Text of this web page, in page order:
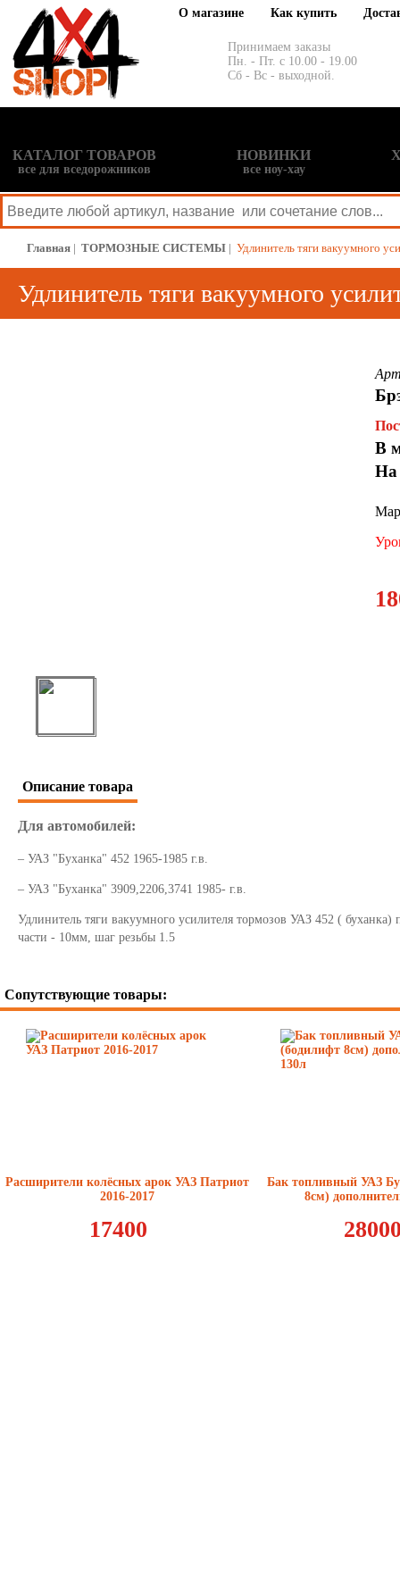
О магазине Как купить
Принимаем заказы
Пн. - Пт. с 10.00 - 19.00
Сб - Вс - выходной.
КАТАЛОГ ТОВАРОВ
все для вседорожников
НОВИНКИ
все ноу-хау
Главная | ТОРМОЗНЫЕ СИСТЕМЫ | Удлинитель тяги вакуумного
Удлинитель тяги вакуумного
В
На
Описание товара
Для автомобилей:
– УАЗ "Буханка" 452 1965-1985 г.в.
– УАЗ "Буханка" 3909,2206,3741 1985- г.в.
Удлинитель тяги вакуумного усилителя тормозов УАЗ 452 (
части - 10мм, шаг резьбы 1.5
Сопутствующие товары:
Расширители колёсных арок УАЗ Патриот
2016-2017
17400
Бак топливный УАЗ
8см)